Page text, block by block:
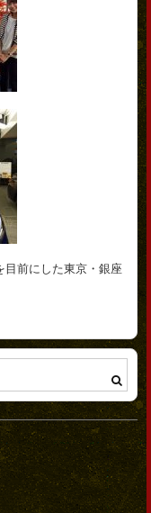
目前にした東京・銀座